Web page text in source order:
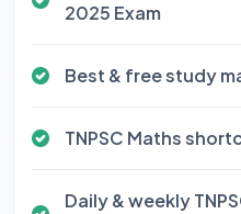
2025 Exam
Best & free study
TNPSC Maths
Daily & weekly